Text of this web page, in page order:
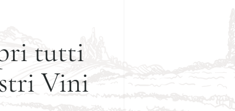
tutti
Vini